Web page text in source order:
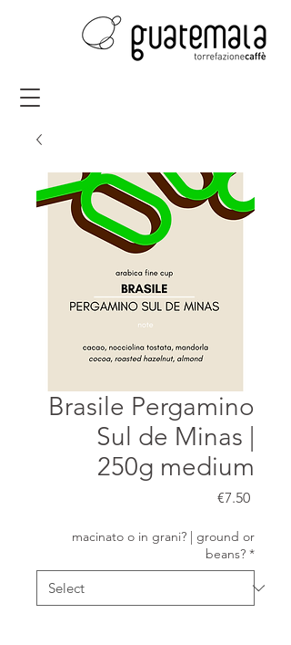
Brasile Pergamino
Sul de Minas |
250g medium
€7.50Price
macinato o in grani? | ground or
beans? *